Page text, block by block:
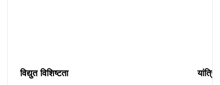
विद्युत विशिष्टता